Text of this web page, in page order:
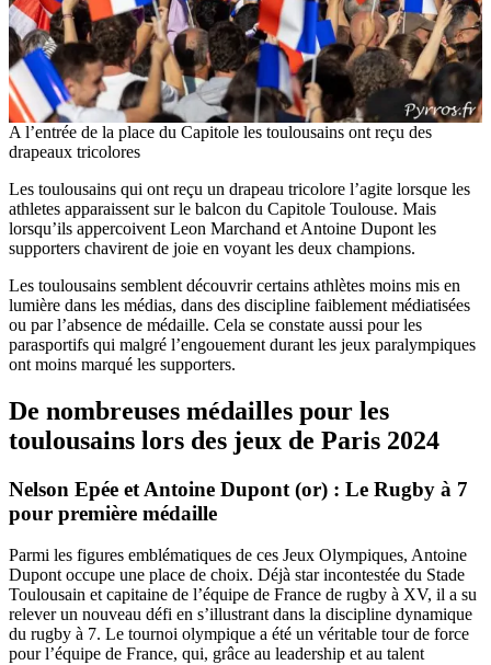
A l’entrée de la place du Capitole les toulousains ont reçu des
drapeaux tricolores
Les toulousains qui ont reçu un drapeau tricolore l’agite lorsque les
athletes apparaissent sur le balcon du Capitole Toulouse. Mais
lorsqu’ils appercoivent Leon Marchand et Antoine Dupont les
supporters chavirent de joie en voyant les deux champions.
Les toulousains semblent découvrir certains athlètes moins mis en
lumière dans les médias, dans des discipline faiblement médiatisées
ou par l’absence de médaille. Cela se constate aussi pour les
parasportifs qui malgré l’engouement durant les jeux paralympiques
ont moins marqué les supporters.
De nombreuses médailles pour les
toulousains lors des jeux de Paris 2024
Nelson Epée et Antoine Dupont (or) : Le Rugby à 7
pour première médaille
Parmi les figures emblématiques de ces Jeux Olympiques, Antoine
Dupont occupe une place de choix. Déjà star incontestée du Stade
Toulousain et capitaine de l’équipe de France de rugby à XV, il a su
relever un nouveau défi en s’illustrant dans la discipline dynamique
du rugby à 7. Le tournoi olympique a été un véritable tour de force
pour l’équipe de France, qui, grâce au leadership et au talent